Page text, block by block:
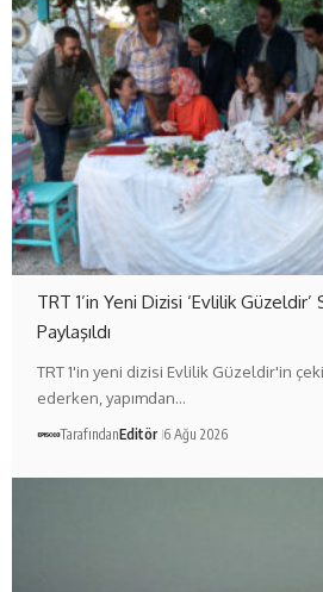
TRT 1’in Yeni Dizisi ‘Evlilik
Paylaşıldı
TRT 1'in yeni dizisi Evlilik Güzeldir'in
ederken, yapımdan…
TarafındanEditör 6 Ağu 2026